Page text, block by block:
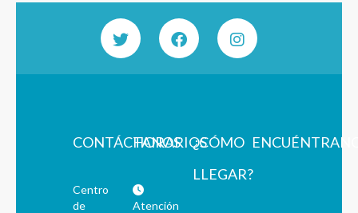
CONTÁCTANOS
Centro
de
HORARIOS
Atención
¿CÓMO
LLEGAR?